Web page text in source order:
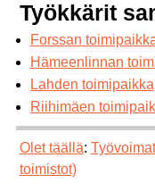
Työkkärit
Forssan
Hämeenlinnan
Lahden toimipaikka
Riihimäen
Olet täällä:
toimistot)